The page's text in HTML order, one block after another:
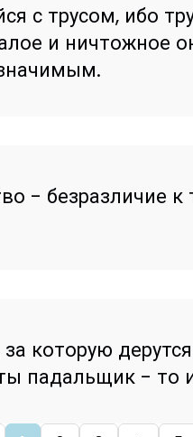
с трусом, ибо
и ничтожное
- безразличие к
которую дерутся
падальщик - то